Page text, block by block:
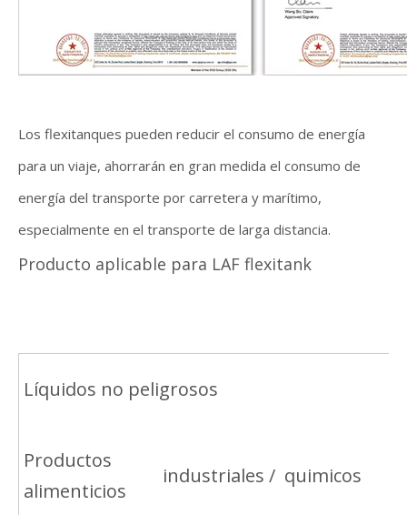
Los flexitanques pueden reducir el consumo de energía
para un viaje, ahorrarán en gran medida el consumo de
energía del transporte por carretera y marítimo,
especialmente en el transporte de larga distancia.
Producto aplicable para LAF flexitank
Líquidos no peligrosos
Productos
alimenticios
industriales / quimicos